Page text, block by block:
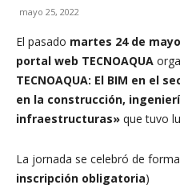
mayo 25, 2022
El pasado martes 24 de
portal web TECNOAQUA
TECNOAQUA: El BIM en el
en la construcción,
infraestructuras» que tuvo
La jornada se celebró de forma
inscripción obligatoria)